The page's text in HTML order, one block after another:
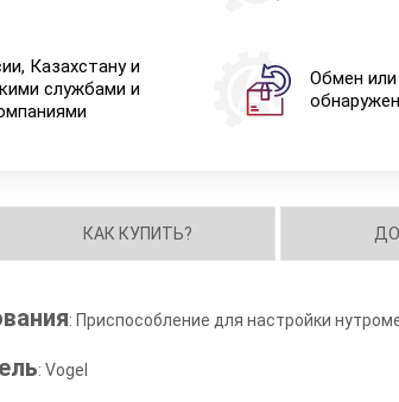
Казахстану и
службами и
Обмен или
КАК КУПИТЬ?
: Приспособление для настройки
: Vogel